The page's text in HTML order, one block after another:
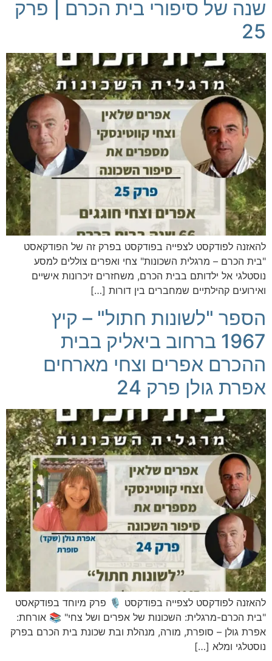
שנה של סיפורי בית הכרם | פרק
25
להאזנה לפודקסט לצפייה בפודקסט בפרק זה של הפודקאסט
"בית הכרם – מרגלית השכונות" צחי ואפרים צוללים למסע
נוסטלגי אל ילדותם בבית הכרם, משחזרים זיכרונות אישיים
ואירועים קהילתיים שמחברים בין דורות […]
הספר "לשונות חתול" – קיץ
1967 ברחוב ביאליק בבית
ההכרם אפרים וצחי מארחים
אפרת גולן פרק 24
להאזנה לפודקסט לצפייה בפודקסט 🎙️ פרק מיוחד בפודקאסט
"בית הכרם-מרגלית: השכונות של אפרים ושל צחי" 📚 אורחת:
אפרת גולן – סופרת, מורה, מנהלת ובת שכונת בית הכרם בפרק
נוסטלגי ומלא […]